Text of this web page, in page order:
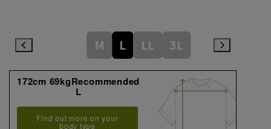
M L LL 3L
172cm 69kgRecommended
L
Find out more on your
body type